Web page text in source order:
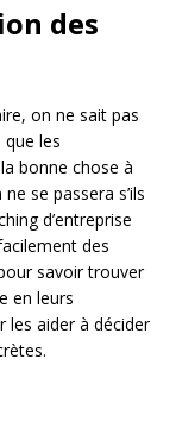
des
on ne sait pas
que les
bonne chose à
se passera s’ils
d’entreprise
des
savoir trouver
en leurs
les aider à décider